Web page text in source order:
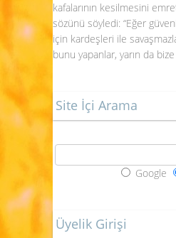
kafalarının kesilmesini
sözünü söyledi: “Eğer
için kardeşleri ile
bunu yapanlar, yarın da bize
Site İçi Arama
Google
Üyelik Girişi